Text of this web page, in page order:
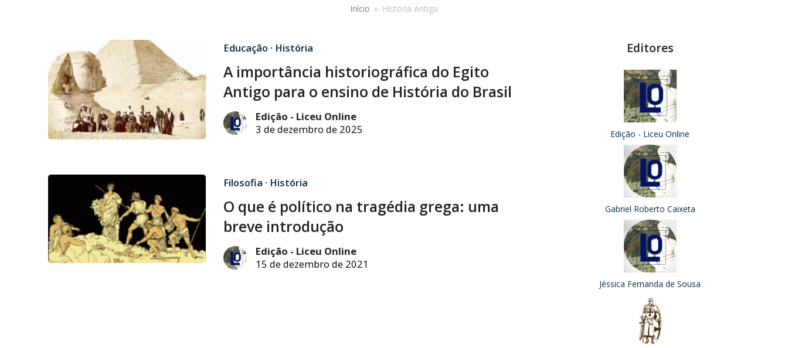
Início » História Antiga
Educação · História
A importância historiográfica do Egito
Antigo para o ensino de História do Brasil
Edição - Liceu Online
3 de dezembro de 2025
Filosofia · História
O que é político na tragédia grega: uma
breve introdução
Edição - Liceu Online
15 de dezembro de 2021
Editores
Edição - Liceu Online
Gabriel Roberto Caixeta
Jéssica Fernanda de Sousa